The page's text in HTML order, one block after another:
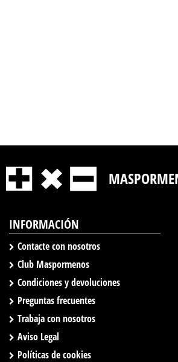
INFORMACIÓN
Contacte con nosotros
Club Maspormenos
Condiciones y devoluciones
Preguntas frecuentes
Trabaja con nosotros
Aviso Legal
Políticas de cookies